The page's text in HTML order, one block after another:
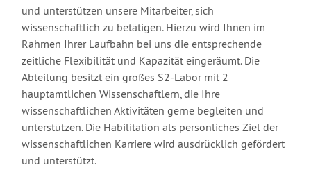
und unterstützen unsere Mitarbeiter, sich
wissenschaftlich zu betätigen. Hierzu wird Ihnen im
Rahmen Ihrer Laufbahn bei uns die entsprechende
zeitliche Flexibilität und Kapazität eingeräumt. Die
Abteilung besitzt ein großes S2-Labor mit 2
hauptamtlichen Wissenschaftlern, die Ihre
wissenschaftlichen Aktivitäten gerne begleiten und
unterstützen. Die Habilitation als persönliches Ziel der
wissenschaftlichen Karriere wird ausdrücklich gefördert
und unterstützt.